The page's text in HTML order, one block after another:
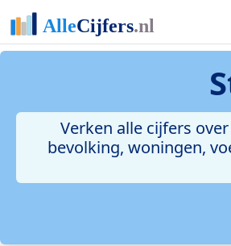
Verken alle cijfers
bevolking, woningen,